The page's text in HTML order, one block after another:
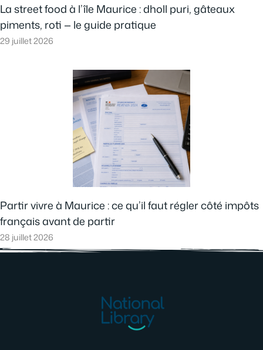
La street food à l’île Maurice : dholl puri, gâteaux
piments, roti — le guide pratique
29 juillet 2026
Partir vivre à Maurice : ce qu’il faut régler côté impôts
français avant de partir
28 juillet 2026